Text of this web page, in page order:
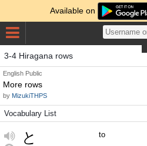
Available on
3-4 Hiragana rows
English Public
More rows
by MizukiTHPS
Vocabulary List
と to